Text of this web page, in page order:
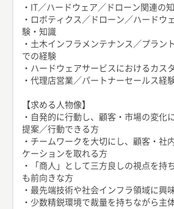
・IT／ハードウェア／ドローン関連の
・ロボティクス／ドローン／ハードウ
験・知識
・土木インフラメンテナンス／プラン
での経験
・ハードウェアサービスにおけるカス
・代理店営業／パートナーセールス経
【求める人物像】
・自発的に行動し、顧客・市場の変化
提案／行動できる方
・チームワークを大切にし、顧客・社
ケーションを取れる方
・「商人」として三方良しの視点を持
も前向きな方
・最先端技術や社会インフラ領域に興
・少数精鋭環境で裁量を持ちながら主